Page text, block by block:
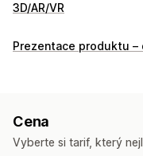
3D/AR/VR
Vizualizace
Přizpůsobení
Prezentace produktu –
Cena
Vyberte si tarif, který